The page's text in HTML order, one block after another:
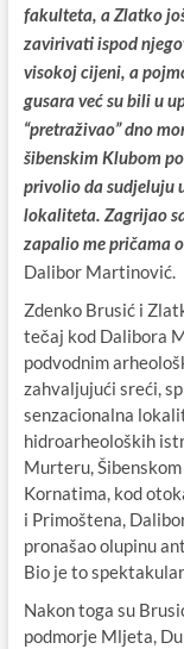
fakulteta, a Zlatko
zavirivati ispod
visokoj cijeni, a
gusara već su bili u
“pretraživao” dno
šibenskim Klubom
privolio da sudjeluju
lokaliteta. Zagrijao
zapalio me pričama
Dalibor Martinović.
Zdenko Brusić i
tečaj kod Dalibora
podvodnim
zahvaljujući sreći,
senzacionalna
hidroarheoloških
Murteru,
Kornatima, kod
i Primoštena,
pronašao olupinu
Bio je to
Nakon toga su
podmorje Mljeta,